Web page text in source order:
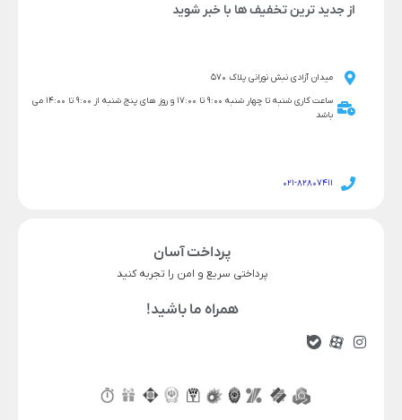
از جدید ترین تخفیف ها با خبر شوید
میدان آزادی نبش نورانی پلاک 570
ساعت کاری شنبه تا چهار شنبه 9:00 تا 17:00 و روز های پنج شنبه از 9:00 تا 14:00 می
باشد
021-82807411
پرداخت آسان
پرداختی سریع و امن را تجربه کنید
همراه ما باشید!